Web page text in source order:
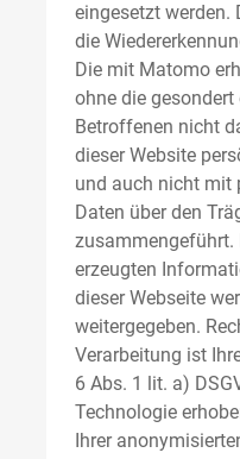
eingesetzt werden.
die
Die mit Matomo
ohne die
Betroffenen nicht
dieser Website
und auch nicht mit
Daten über den
zusammengeführt.
erzeugten
dieser Webseite
weitergegeben.
Verarbeitung ist
6 Abs. 1 lit. a)
Technologie
Ihrer